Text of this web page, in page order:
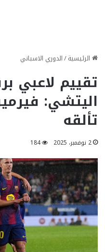
الرئيسية/الدوري الاسباني
تقييم لاعبي
اليتشي:
تألقه
2 نوفمبر، 2025 184